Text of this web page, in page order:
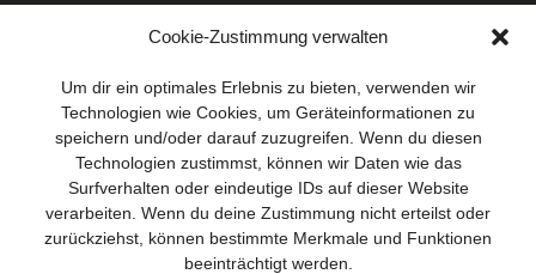
Cookie-Zustimmung verwalten
Um dir ein optimales Erlebnis zu bieten, verwenden wir
Technologien wie Cookies, um Geräteinformationen zu
speichern und/oder darauf zuzugreifen. Wenn du diesen
Technologien zustimmst, können wir Daten wie das
Surfverhalten oder eindeutige IDs auf dieser Website
verarbeiten. Wenn du deine Zustimmung nicht erteilst oder
zurückziehst, können bestimmte Merkmale und Funktionen
beeinträchtigt werden.
Mediengesellschaft bR
Mundsburger Damm 6
22087 Hamburg
Kontakt
Telefon: 0 40 / 42 91 77-0
E-Mail:post@wm-medien.de
Web:www.wm-medien.de